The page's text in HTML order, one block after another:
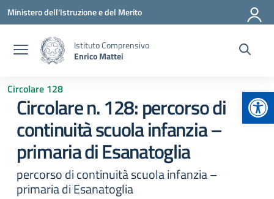
Vai ai contenuti
Vai al menu di navigazione
Vai al footer
Ministero dell'Istruzione e del Merito
Istituto Comprensivo
Enrico Mattei
Circolare 128
Circolare n. 128: percorso di
continuità scuola infanzia –
primaria di Esanatoglia
percorso di continuità scuola infanzia –
primaria di Esanatoglia